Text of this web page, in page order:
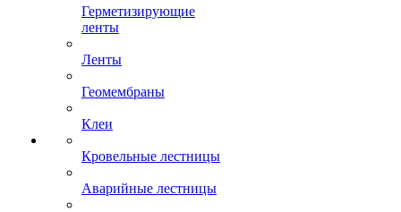
Герметизирующие
ленты
Ленты
Геомембраны
Клеи
Кровельные лестницы
Аварийные лестницы